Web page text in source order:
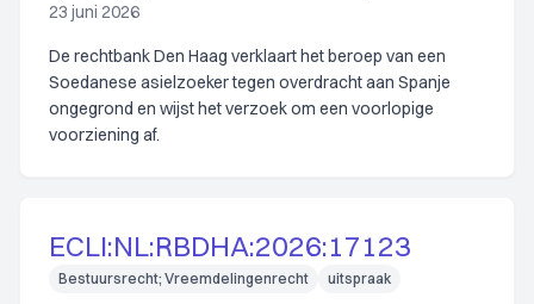
23 juni 2026
De rechtbank Den Haag verklaart het beroep van een
Soedanese asielzoeker tegen overdracht aan Spanje
ongegrond en wijst het verzoek om een voorlopige
voorziening af.
ECLI:NL:RBDHA:2026:17123
Bestuursrecht; Vreemdelingenrecht uitspraak